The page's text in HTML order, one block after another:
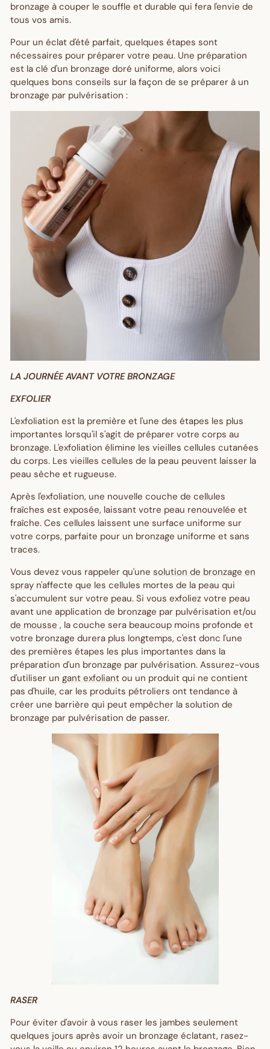
bronzage à couper le souffle et durable qui fera l'envie de
tous vos amis.
Pour un éclat d'été parfait, quelques étapes sont
nécessaires pour préparer votre peau. Une préparation
est la clé d'un bronzage doré uniforme, alors voici
quelques bons conseils sur la façon de se préparer à un
bronzage par pulvérisation :
LA JOURNÉE AVANT VOTRE BRONZAGE
EXFOLIER
L'exfoliation est la première et l'une des étapes les plus
importantes lorsqu'il s'agit de préparer votre corps au
bronzage. L'exfoliation élimine les vieilles cellules cutanées
du corps. Les vieilles cellules de la peau peuvent laisser la
peau sèche et rugueuse.
Après l'exfoliation, une nouvelle couche de cellules
fraîches est exposée, laissant votre peau renouvelée et
fraîche. Ces cellules laissent une surface uniforme sur
votre corps, parfaite pour un bronzage uniforme et sans
traces.
Vous devez vous rappeler qu'une solution de bronzage en
spray n'affecte que les cellules mortes de la peau qui
s'accumulent sur votre peau. Si vous exfoliez votre peau
avant une application de bronzage par pulvérisation et/ou
de mousse , la couche sera beaucoup moins profonde et
votre bronzage durera plus longtemps, c'est donc l'une
des premières étapes les plus importantes dans la
préparation d'un bronzage par pulvérisation. Assurez-vous
d'utiliser un gant exfoliant ou un produit qui ne contient
pas d'huile, car les produits pétroliers ont tendance à
créer une barrière qui peut empêcher la solution de
bronzage par pulvérisation de passer.
RASER
Pour éviter d'avoir à vous raser les jambes seulement
quelques jours après avoir un bronzage éclatant, rasez-